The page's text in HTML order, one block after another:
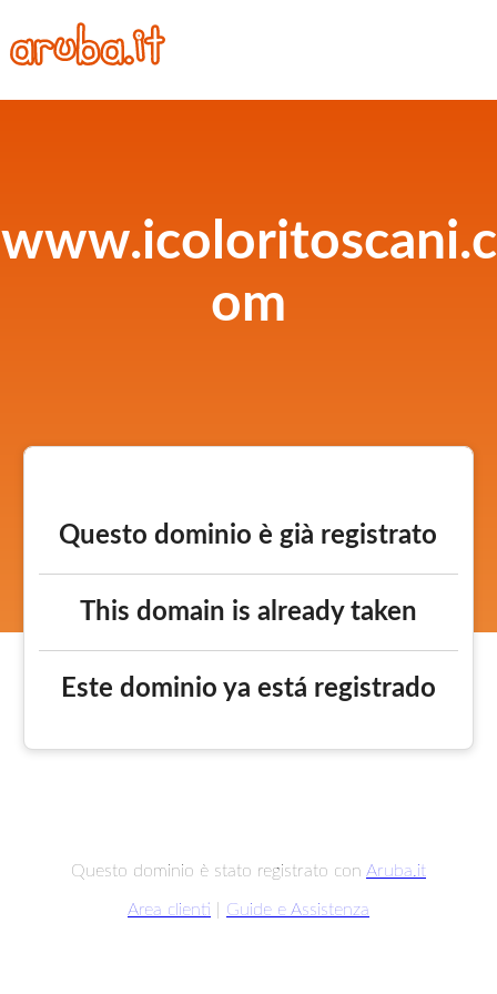
www.icoloritoscani.c
om
Questo dominio è già registrato
This domain is already taken
Este dominio ya está registrado
Questo dominio è stato registrato con Aruba.it
Area clienti Guide e Assistenza